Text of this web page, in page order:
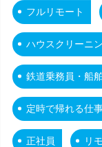
フルリモート
ハウスクリーニ
鉄道乗務員・船
定時で帰れる仕
正社員 リ